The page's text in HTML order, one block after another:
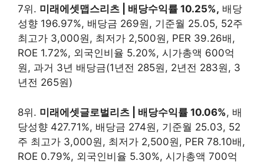
7위. 미래에셋맵스리츠 | 배당수익률 10.25%, 배당
성향 196.97%, 배당금 269원, 기준월 25.05, 52주
최고가 3,000원, 최저가 2,500원, PER 39.26배,
ROE 1.72%, 외국인비율 5.20%, 시가총액 600억
원, 과거 3년 배당금(1년전 285원, 2년전 283원, 3
년전 265원)
8위. 미래에셋글로벌리츠 | 배당수익률 10.06%, 배
당성향 427.71%, 배당금 274원, 기준월 25.03, 52
주 최고가 3,000원, 최저가 2,500원, PER 78.10배,
ROE 0.79%, 외국인비율 5.30%, 시가총액 700억